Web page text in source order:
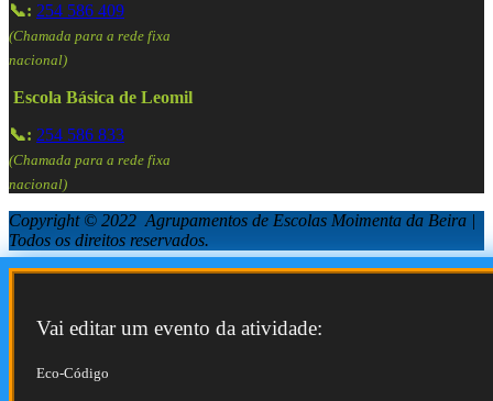
📞: 254 586 409
(Chamada para a rede fixa
nacional)
Escola Básica de Leomil
📞: 254 586 833
(Chamada para a rede fixa
nacional)
Copyright © 2022 Agrupamentos de Escolas Moimenta da Beira |
Todos os direitos reservados.
Vai editar um evento da atividade:
Eco-Código